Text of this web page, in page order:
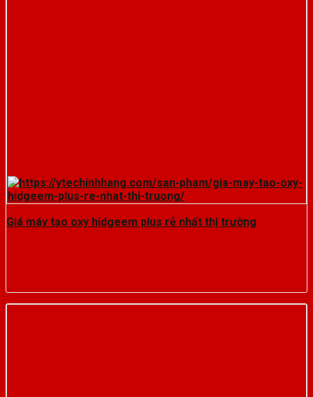
Giá máy tạo oxy hidgeem plus rẻ nhất thị trường